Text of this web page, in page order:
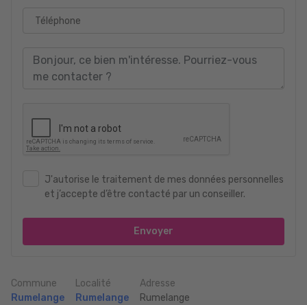
Téléphone
J'autorise le traitement de mes données personnelles
et j’accepte d’être contacté par un conseiller.
Envoyer
Commune
Rumelange
Localité
Rumelange
Adresse
Rumelange